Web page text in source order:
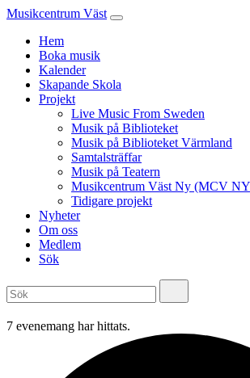
Musikcentrum Väst
Hem
Boka musik
Kalender
Skapande Skola
Projekt
Live Music From Sweden
Musik på Biblioteket
Musik på Biblioteket Värmland
Samtalsträffar
Musik på Teatern
Musikcentrum Väst Ny (MCV
Tidigare projekt
Nyheter
Om oss
Medlem
Sök
7 evenemang har hittats.